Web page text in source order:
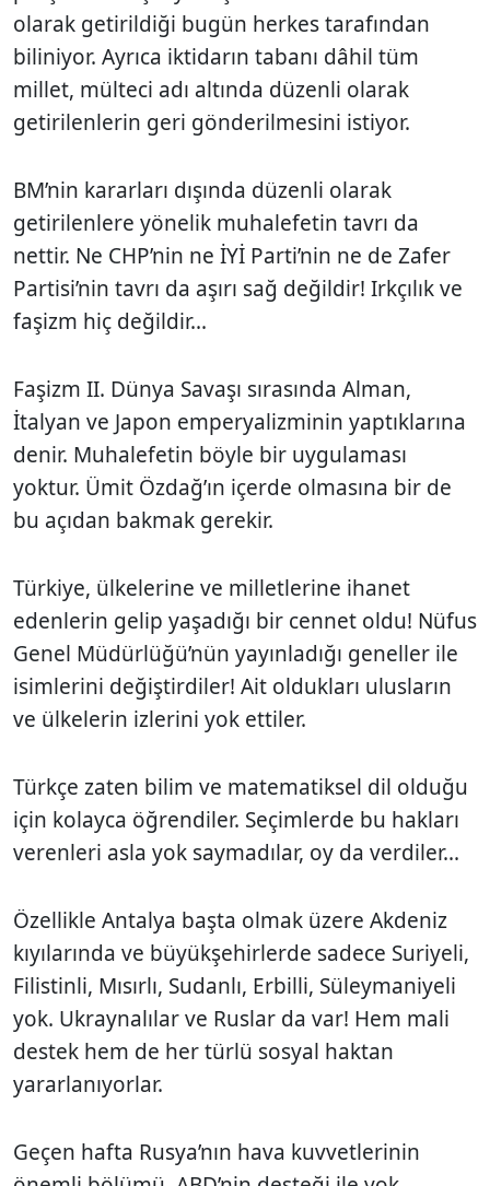
olarak getirildiği bugün herkes tarafından
biliniyor. Ayrıca iktidarın tabanı dâhil tüm
millet, mülteci adı altında düzenli olarak
getirilenlerin geri gönderilmesini istiyor.
BM’nin kararları dışında düzenli olarak
getirilenlere yönelik muhalefetin tavrı da
nettir. Ne CHP’nin ne İYİ Parti’nin ne de Zafer
Partisi’nin tavrı da aşırı sağ değildir! Irkçılık ve
faşizm hiç değildir...
Faşizm II. Dünya Savaşı sırasında Alman,
İtalyan ve Japon emperyalizminin yaptıklarına
denir. Muhalefetin böyle bir uygulaması
yoktur. Ümit Özdağ’ın içerde olmasına bir de
bu açıdan bakmak gerekir.
Türkiye, ülkelerine ve milletlerine ihanet
edenlerin gelip yaşadığı bir cennet oldu! Nüfus
Genel Müdürlüğü’nün yayınladığı geneller ile
isimlerini değiştirdiler! Ait oldukları ulusların
ve ülkelerin izlerini yok ettiler.
Türkçe zaten bilim ve matematiksel dil olduğu
için kolayca öğrendiler. Seçimlerde bu hakları
verenleri asla yok saymadılar, oy da verdiler...
Özellikle Antalya başta olmak üzere Akdeniz
kıyılarında ve büyükşehirlerde sadece Suriyeli,
Filistinli, Mısırlı, Sudanlı, Erbilli, Süleymaniyeli
yok. Ukraynalılar ve Ruslar da var! Hem mali
destek hem de her türlü sosyal haktan
yararlanıyorlar.
Geçen hafta Rusya’nın hava kuvvetlerinin